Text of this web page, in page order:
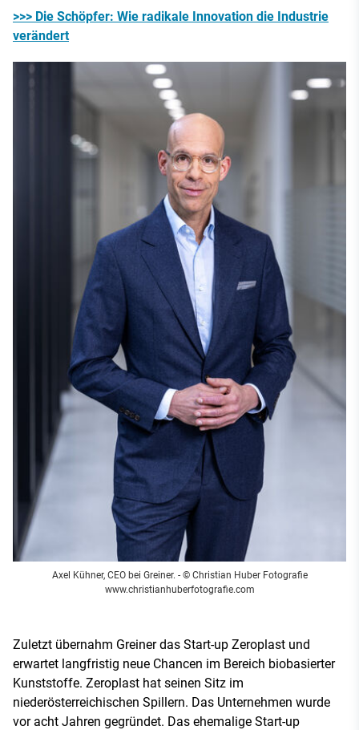
>>> Die Schöpfer: Wie radikale Innovation die Industrie
verändert
Axel Kühner, CEO bei Greiner. - © Christian Huber Fotografie
www.christianhuberfotografie.com
Zuletzt übernahm Greiner das Start-up Zeroplast und
erwartet langfristig neue Chancen im Bereich biobasierter
Kunststoffe. Zeroplast hat seinen Sitz im
niederösterreichischen Spillern. Das Unternehmen wurde
vor acht Jahren gegründet. Das ehemalige Start-up